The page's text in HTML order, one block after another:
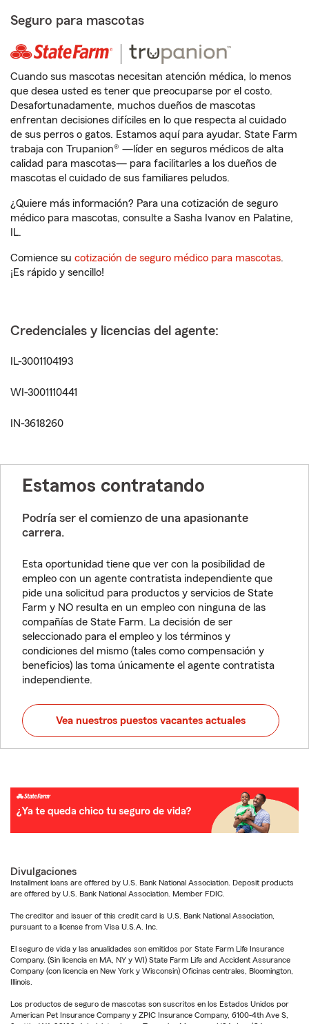
Seguro para mascotas
Cuando sus mascotas necesitan atención médica, lo menos
que desea usted es tener que preocuparse por el costo.
Desafortunadamente, muchos dueños de mascotas
enfrentan decisiones difíciles en lo que respecta al cuidado
de sus perros o gatos. Estamos aquí para ayudar. State Farm
trabaja con Trupanion® —líder en seguros médicos de alta
calidad para mascotas— para facilitarles a los dueños de
mascotas el cuidado de sus familiares peludos.
¿Quiere más información? Para una cotización de seguro
médico para mascotas, consulte a Sasha Ivanov en Palatine,
IL.
Comience su cotización de seguro médico para mascotas.
¡Es rápido y sencillo!
Credenciales y licencias del agente:
IL-3001104193
WI-3001110441
IN-3618260
Estamos contratando
Podría ser el comienzo de una apasionante
carrera.
Esta oportunidad tiene que ver con la posibilidad de
empleo con un agente contratista independiente que
pide una solicitud para productos y servicios de State
Farm y NO resulta en un empleo con ninguna de las
compañías de State Farm. La decisión de ser
seleccionado para el empleo y los términos y
condiciones del mismo (tales como compensación y
beneficios) las toma únicamente el agente contratista
independiente.
Vea nuestros puestos vacantes actuales
Divulgaciones
Installment loans are offered by U.S. Bank National Association. Deposit products
are offered by U.S. Bank National Association. Member FDIC.
The creditor and issuer of this credit card is U.S. Bank National Association,
pursuant to a license from Visa U.S.A. Inc.
El seguro de vida y las anualidades son emitidos por State Farm Life Insurance
Company. (Sin licencia en MA, NY y WI) State Farm Life and Accident Assurance
Company (con licencia en New York y Wisconsin) Oficinas centrales, Bloomington,
Illinois.
Los productos de seguro de mascotas son suscritos en los Estados Unidos por
American Pet Insurance Company y ZPIC Insurance Company, 6100-4th Ave S,